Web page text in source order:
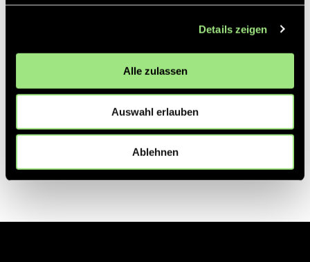
Details zeigen
Alle zulassen
Auswahl erlauben
Ablehnen